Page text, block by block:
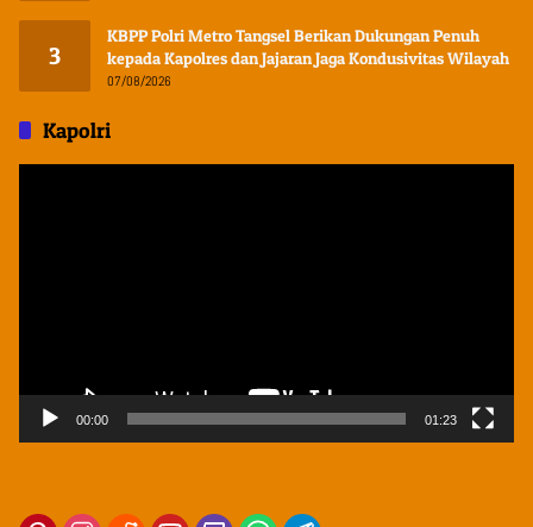
3
KBPP Polri Metro Tangsel Berikan Dukungan Penuh
kepada Kapolres dan Jajaran Jaga Kondusivitas Wilayah
07/08/2026
Kapolri
00:00 01:23